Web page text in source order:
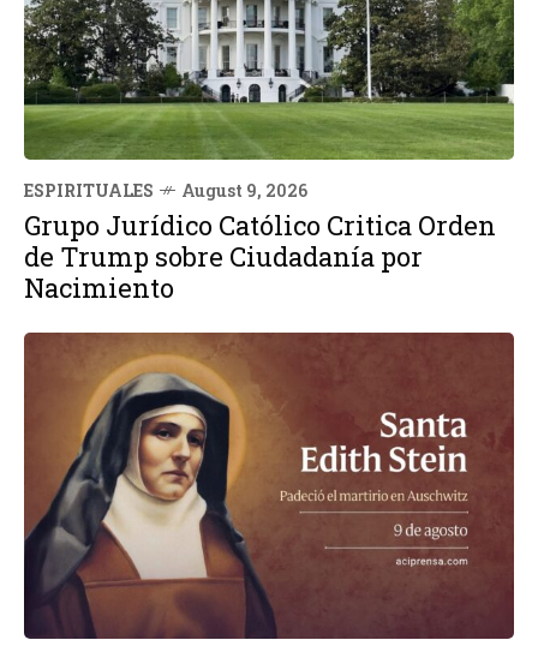
ESPIRITUALES August 9, 2026
Grupo Jurídico Católico Critica Orden
de Trump sobre Ciudadanía por
Nacimiento